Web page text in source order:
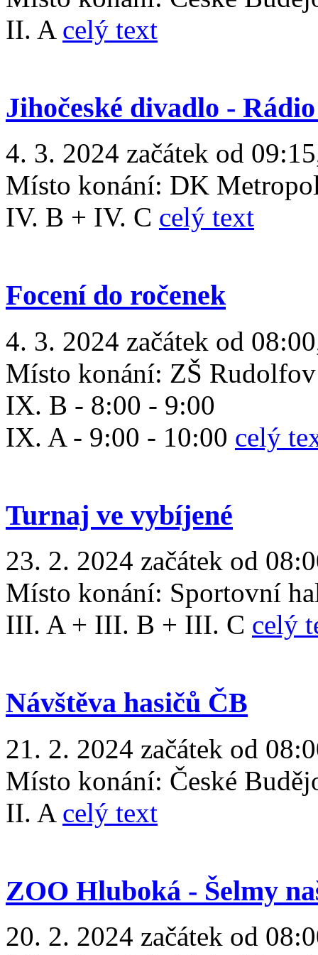
II. A celý text
Jihočeské divadlo -
4. 3. 2024 začátek od
Místo konání: DK
IV. B + IV. C celý text
Focení do ročenek
4. 3. 2024 začátek od
Místo konání: ZŠ Rudolfov
IX. B - 8:00 - 9:00
IX. A - 9:00 - 10:00 celý
Turnaj ve vybíjené
23. 2. 2024 začátek od
Místo konání: Sportovní
III. A + III. B + III. C celý
Návštěva hasičů ČB
21. 2. 2024 začátek od
Místo konání: České
II. A celý text
ZOO Hluboká - Šelmy
20. 2. 2024 začátek od